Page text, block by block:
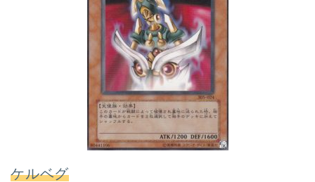
ケルベグ